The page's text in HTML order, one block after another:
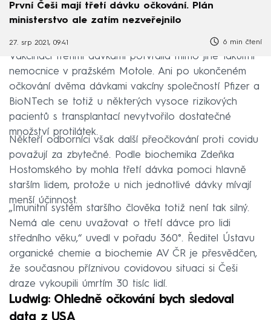
První Češi mají třetí dávku očkování. Plán
ministerstvo ale zatím nezveřejnilo
27. srp 2021, 09:41 6 min čtení
Vakcinaci třetími dávkami potvrdila mimo jiné fakultní
nemocnice v pražském Motole. Ani po ukončeném
očkování dvěma dávkami vakcíny společností Pfizer a
BioNTech se totiž u některých vysoce rizikových
pacientů s transplantací nevytvořilo dostatečné
množství protilátek.
Někteří odborníci však další přeočkování proti covidu
považují za zbytečné. Podle biochemika Zdeňka
Hostomského by mohla třetí dávka pomoci hlavně
starším lidem, protože u nich jednotlivé dávky mívají
menší účinnost.
„Imunitní systém staršího člověka totiž není tak silný.
Nemá ale cenu uvažovat o třetí dávce pro lidi
středního věku,“ uvedl v pořadu 360°. Ředitel Ústavu
organické chemie a biochemie AV ČR je přesvědčen,
že současnou příznivou covidovou situaci si Češi
draze vykoupili úmrtím 30 tisíc lidí.
Ludwig: Ohledně očkování bych sledoval
data z USA